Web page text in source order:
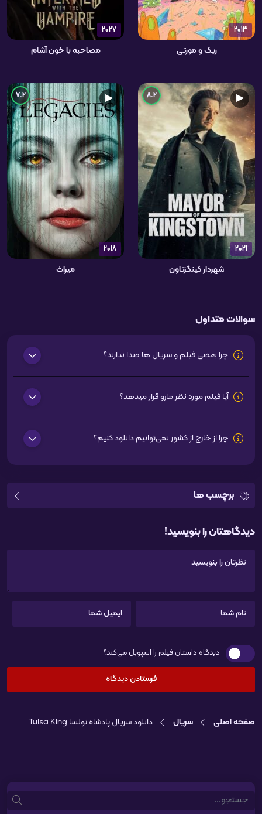
2013
ریک و مورتی
2027
مصاحبه با خون آشام
2021
▶
8.2
شهردار کینگزتاون
2018
▶
7.2
میراث
سوالات متداول
چرا بعضی فیلم و سریال ها صدا ندارند؟
آیا فیلم مورد نظر مارو قرار میدهد؟
چرا از خارج از کشور نمی‌توانیم دانلود کنیم؟
برچسب ها
دیدگاهتان را بنویسید!
دیدگاه داستان فیلم را اسپویل می‌کند؟
صفحه اصلی سریال دانلود سریال پادشاه تولسا Tulsa King
Search